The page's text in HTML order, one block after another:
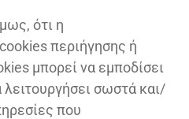
ότι η
περιήγησης ή
μπορεί να εμποδίσει
λειτουργήσει σωστά και/
που